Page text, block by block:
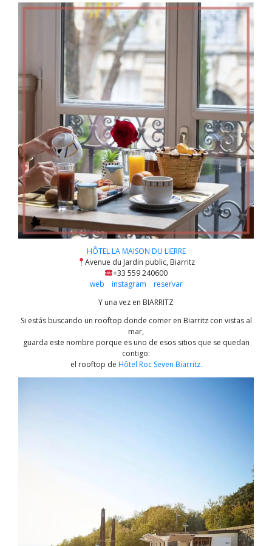
HÔTEL LA MAISON DU LIERRE
Avenue du Jardin public, Biarritz
+33 559 240600
web
instagram
reservar
Y una vez en BIARRITZ
Si estás buscando un rooftop donde comer en Biarritz con vistas al
mar,
guarda este nombre porque es uno de esos sitios que se quedan
contigo:
el rooftop de Hôtel Roc Seven Biarritz.